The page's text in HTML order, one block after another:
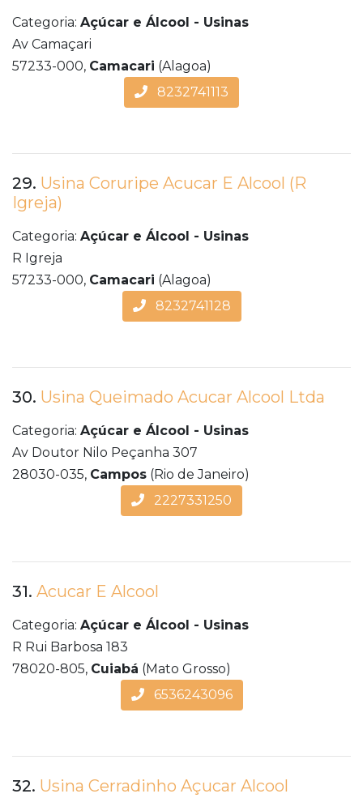
Categoria: Açúcar e Álcool - Usinas
Av Camaçari
57233-000, Camacari (Alagoa)
8232741113
29. Usina Coruripe Acucar E Alcool (R
Igreja)
Categoria: Açúcar e Álcool - Usinas
R Igreja
57233-000, Camacari (Alagoa)
8232741128
30. Usina Queimado Acucar Alcool Ltda
Categoria: Açúcar e Álcool - Usinas
Av Doutor Nilo Peçanha 307
28030-035, Campos (Rio de Janeiro)
2227331250
31. Acucar E Alcool
Categoria: Açúcar e Álcool - Usinas
R Rui Barbosa 183
78020-805, Cuiabá (Mato Grosso)
6536243096
32. Usina Cerradinho Açucar Alcool